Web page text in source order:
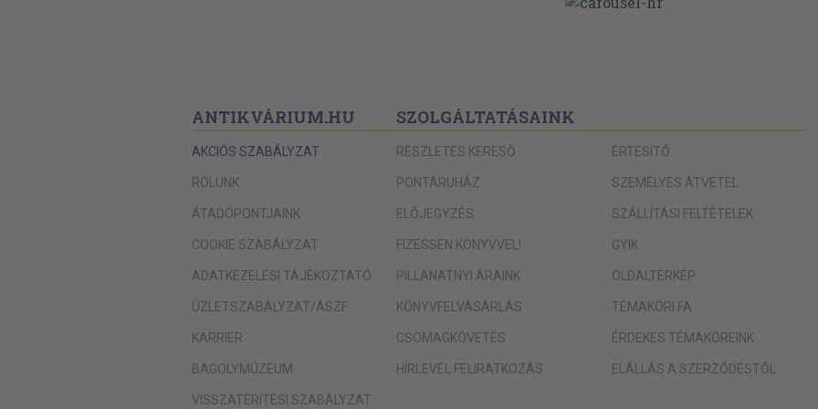
ANTIKVÁRIUM.HU
AKCIÓS SZABÁLYZAT
RÓLUNK
ÁTADÓPONTJAINK
COOKIE SZABÁLYZAT
ADATKEZELÉSI TÁJÉKOZTATÓ
ÜZLETSZABÁLYZAT/ÁSZF
KARRIER
BAGOLYMÚZEUM
VISSZATÉRÍTÉSI SZABÁLYZAT
SZOLGÁLTATÁSAINK
RÉSZLETES KERESŐ
PONTÁRUHÁZ
ELŐJEGYZÉS
FIZESSEN KÖNYVVEL!
PILLANATNYI ÁRAINK
KÖNYVFELVÁSÁRLÁS
CSOMAGKÖVETÉS
HÍRLEVÉL FELIRATKOZÁS
ÉRTESÍTŐ
SZEMÉLYES ÁTVÉTEL
SZÁLLÍTÁSI FELTÉTELEK
GYIK
OLDALTÉRKÉP
TÉMAKÖRI FA
ÉRDEKES TÉMAKÖREINK
ELÁLLÁS A SZERZŐDÉSTŐL